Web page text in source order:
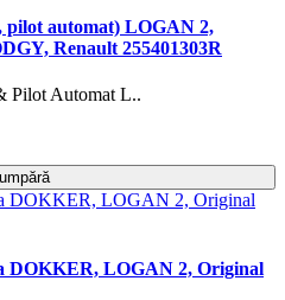
pilot automat) LOGAN 2,
Renault 255401303R
Pilot Automat L..
DOKKER, LOGAN 2, Original